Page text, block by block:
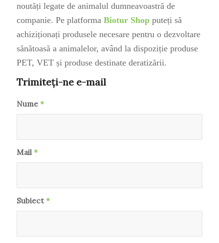
noutăți legate de animalul dumneavoastră de
companie. Pe platforma Biotur Shopputeți să
achiziționați produsele necesare pentru o dezvoltare
sănătoasă a animalelor, având la dispoziție produse
PET, VET și produse destinate deratizării.
Trimiteți-ne e-mail
Nume *
Mail *
Subiect*